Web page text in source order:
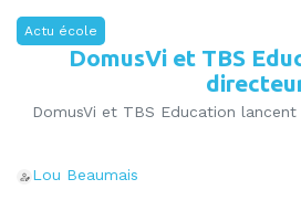
Actu école
DomusVi et TBS
DomusVi et TBS Education
Lou Beaumais